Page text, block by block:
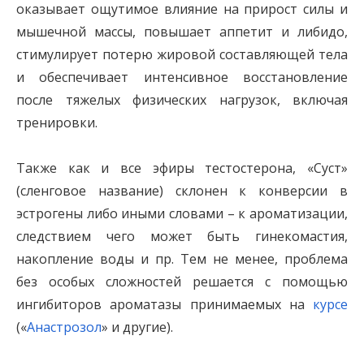
оказывает ощутимое влияние на прирост силы и
мышечной массы, повышает аппетит и либидо,
стимулирует потерю жировой составляющей тела
и обеспечивает интенсивное восстановление
после тяжелых физических нагрузок, включая
тренировки.
Также как и все эфиры тестостерона, «Суст»
(сленговое название) склонен к конверсии в
эстрогены либо иными словами – к ароматизации,
следствием чего может быть гинекомастия,
накопление воды и пр. Тем не менее, проблема
без особых сложностей решается с помощью
ингибиторов ароматазы принимаемых на курсе
(«Анастрозол» и другие).